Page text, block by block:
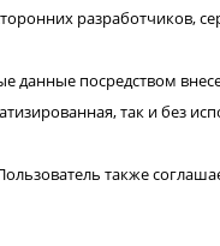
разработчиков,
данные посредством
так и без
также